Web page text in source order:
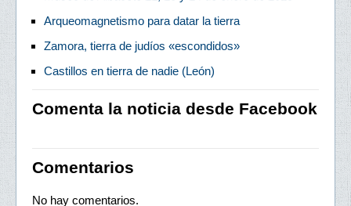
Arqueomagnetismo para datar la tierra
Zamora, tierra de judíos «escondidos»
Castillos en tierra de nadie (León)
Comenta la noticia desde Facebook
Comentarios
No hay comentarios.